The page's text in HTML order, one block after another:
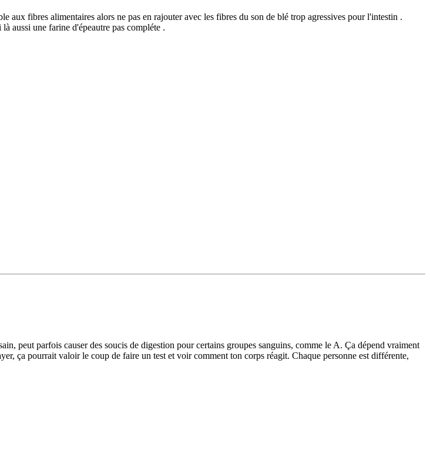
aux fibres alimentaires alors ne pas en rajouter avec les fibres du son de blé trop agressives pour l'intestin .
aussi une farine d'épeautre pas compléte .
peut parfois causer des soucis de digestion pour certains groupes sanguins, comme le A. Ça dépend vraiment
ça pourrait valoir le coup de faire un test et voir comment ton corps réagit. Chaque personne est différente,